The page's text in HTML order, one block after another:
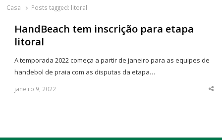
Casa Posts tagged: litoral
HandBeach tem inscrição para etapa
litoral
A temporada 2022 começa a partir de janeiro para as equipes de
handebol de praia com as disputas da etapa…
janeiro 9, 2022